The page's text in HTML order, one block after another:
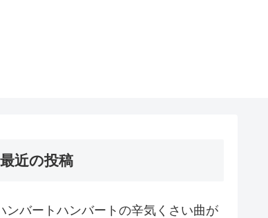
最近の投稿
ンバートハンバートの辛気くさい曲が